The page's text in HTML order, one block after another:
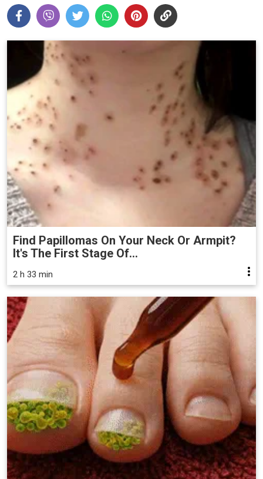
Find Papillomas On Your Neck Or Armpit?
It's The First Stage Of...
2 h 33 min